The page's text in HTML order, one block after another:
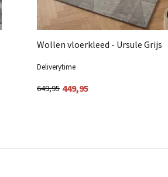
Wollen vloerkleed - Ursule Grijs
Deliverytime
649,95 449,95